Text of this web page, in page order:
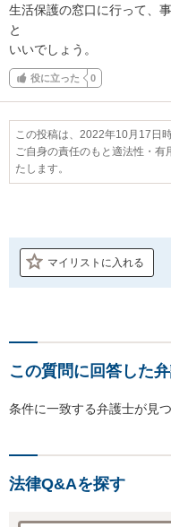
生活保護の窓口に行って、
と
いいでしょう。
役に立った 0
この投稿は、2022年10月17日
ご自身の責任のもと適法性・
たします。
マイリストに入れる
この質問に回答した
条件に一致する弁護士が見
法律Q&Aを探す